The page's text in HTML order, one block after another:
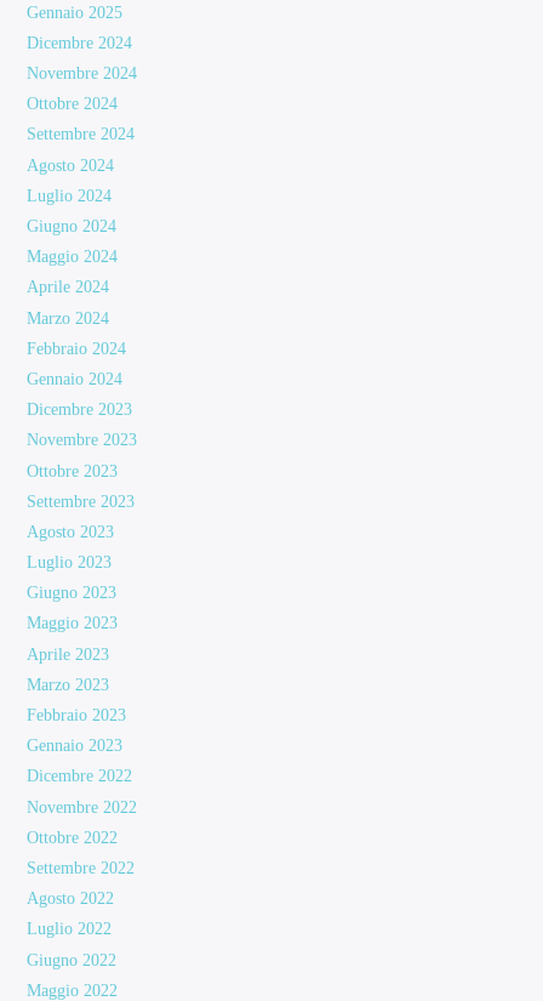
Gennaio 2025
Dicembre 2024
Novembre 2024
Ottobre 2024
Settembre 2024
Agosto 2024
Luglio 2024
Giugno 2024
Maggio 2024
Aprile 2024
Marzo 2024
Febbraio 2024
Gennaio 2024
Dicembre 2023
Novembre 2023
Ottobre 2023
Settembre 2023
Agosto 2023
Luglio 2023
Giugno 2023
Maggio 2023
Aprile 2023
Marzo 2023
Febbraio 2023
Gennaio 2023
Dicembre 2022
Novembre 2022
Ottobre 2022
Settembre 2022
Agosto 2022
Luglio 2022
Giugno 2022
Maggio 2022